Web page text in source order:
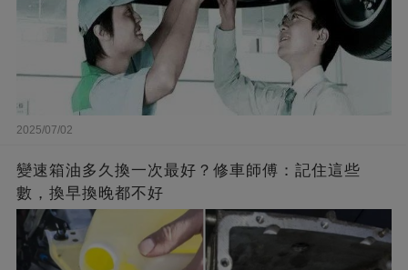
2025/07/02
變速箱油多久換一次最好？修車師傅：記住這些
數，換早換晚都不好